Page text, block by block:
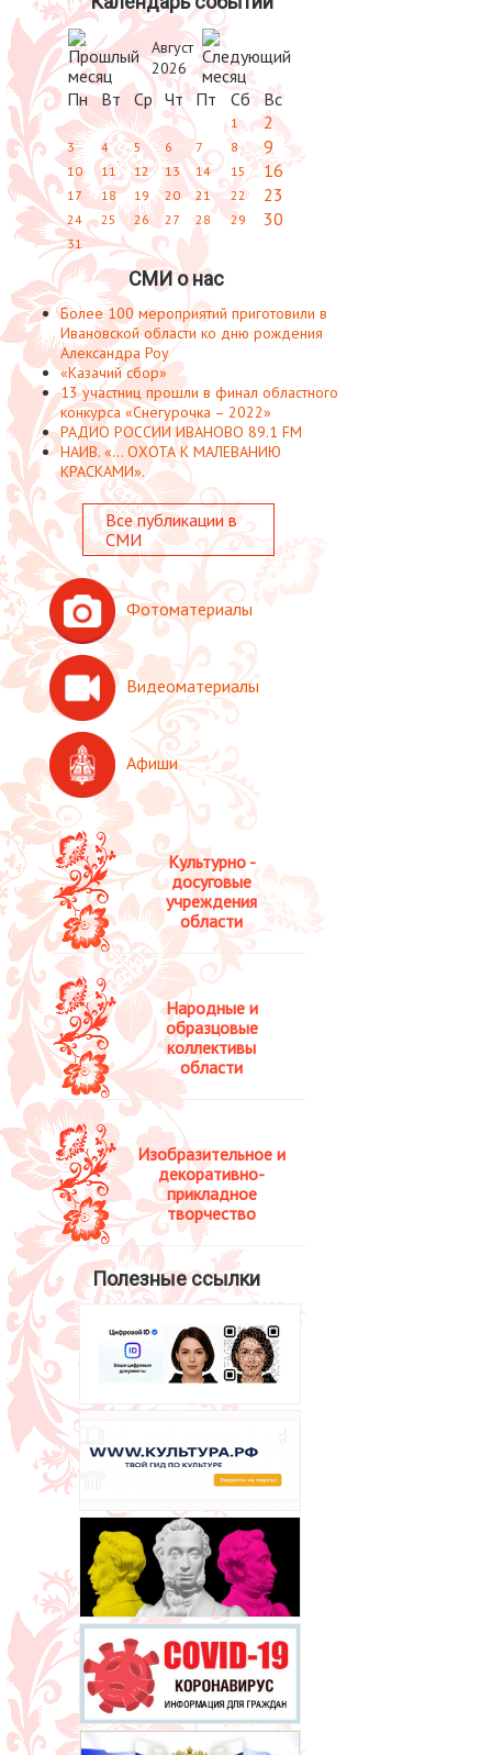
Культурно -
досуговые
учреждения
области
Народные и
образцовые
коллективы
области
Изобразительное и
декоративно-
прикладное
творчество
Полезные ссылки
Август
2026
Пн Вт Ср Чт Пт Сб Вс
1 2
3 4 5 6 7 8 9
10 11 12 13 14 15 16
17 18 19 20 21 22 23
24 25 26 27 28 29 30
31
СМИ о нас
Более 100 мероприятий приготовили в
Ивановской области ко дню рождения
Александра Роу
«Казачий сбор»
13 участниц прошли в финал областного
конкурса «Снегурочка – 2022»
РАДИО РОССИИ ИВАНОВО 89.1 FM
НАИВ. «... ОХОТА К МАЛЕВАНИЮ
КРАСКАМИ».
Все публикации в
СМИ
Фотоматериалы
Видеоматериалы
Афиши